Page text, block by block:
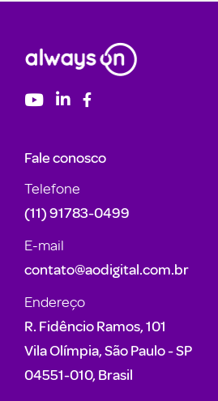
Fale conosco
Telefone
(11) 91783-0499
E-mail
contato@aodigital.com.br
Endereço
R. Fidêncio Ramos, 101
Vila Olímpia, São Paulo - SP
04551-010, Brasil